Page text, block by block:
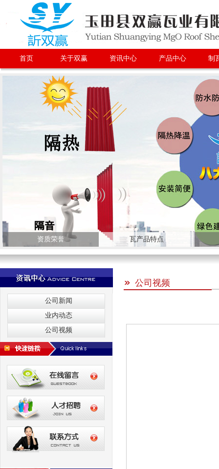
首页 关于双赢 资讯中心 产品中心 制
资质荣誉 瓦产品特点
公司新闻
业内动态
公司视频
公司视频